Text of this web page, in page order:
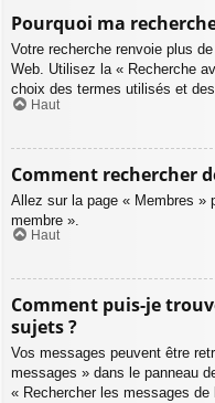
Pourquoi ma
Votre recherche renvoie plus
Web. Utilisez la « Recherche
choix des termes utilisés et
Haut
Comment rechercher
Allez sur la page « Membres »
membre ».
Haut
Comment puis-je
sujets ?
Vos messages peuvent être
messages » dans le panneau
« Rechercher les messages de